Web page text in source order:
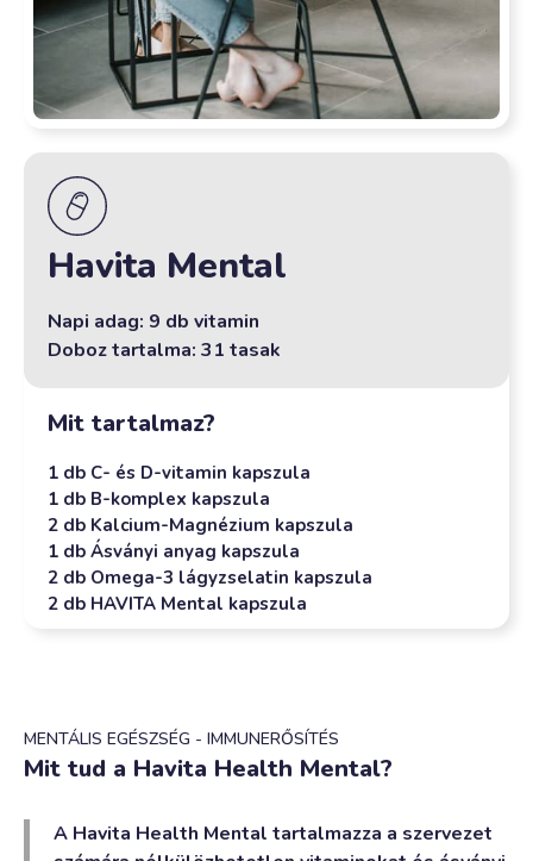
Havita Mental
Napi adag: 9 db vitamin
Doboz tartalma: 31 tasak
Mit tartalmaz?
1 db C- és D-vitamin kapszula
1 db B-komplex kapszula
2 db Kalcium-Magnézium kapszula
1 db Ásványi anyag kapszula
2 db Omega-3 lágyzselatin kapszula
2 db HAVITA Mental kapszula
MENTÁLIS EGÉSZSÉG - IMMUNERŐSÍTÉS
Mit tud a Havita Health Mental?
A Havita Health Mental tartalmazza a szervezet